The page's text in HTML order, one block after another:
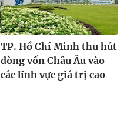
TP. Hồ Chí Minh thu hút
dòng vốn Châu Âu vào
các lĩnh vực giá trị cao